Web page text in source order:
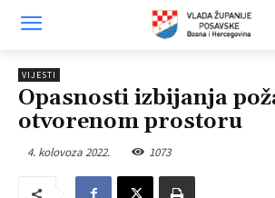
VIJESTI
Opasnosti izbijanja
otvorenom prostoru
4. kolovoza 2022. 1073